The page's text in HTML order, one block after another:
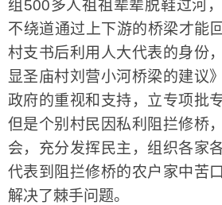
组500多人祖祖辈辈脱鞋过河
不绕道通过上下游的桥梁才
村支书后利用人大代表的身份
显圣庙村刘营小河桥梁的建议
政府的重视和支持，立专项批
但是个别村民因私利阻拦修桥
会，充分发挥民主，组织各家
代表到阻拦修桥的农户家中苦
解决了棘手问题。